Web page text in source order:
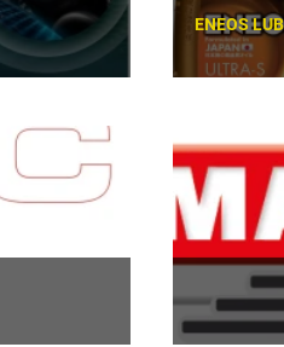
ENEOS